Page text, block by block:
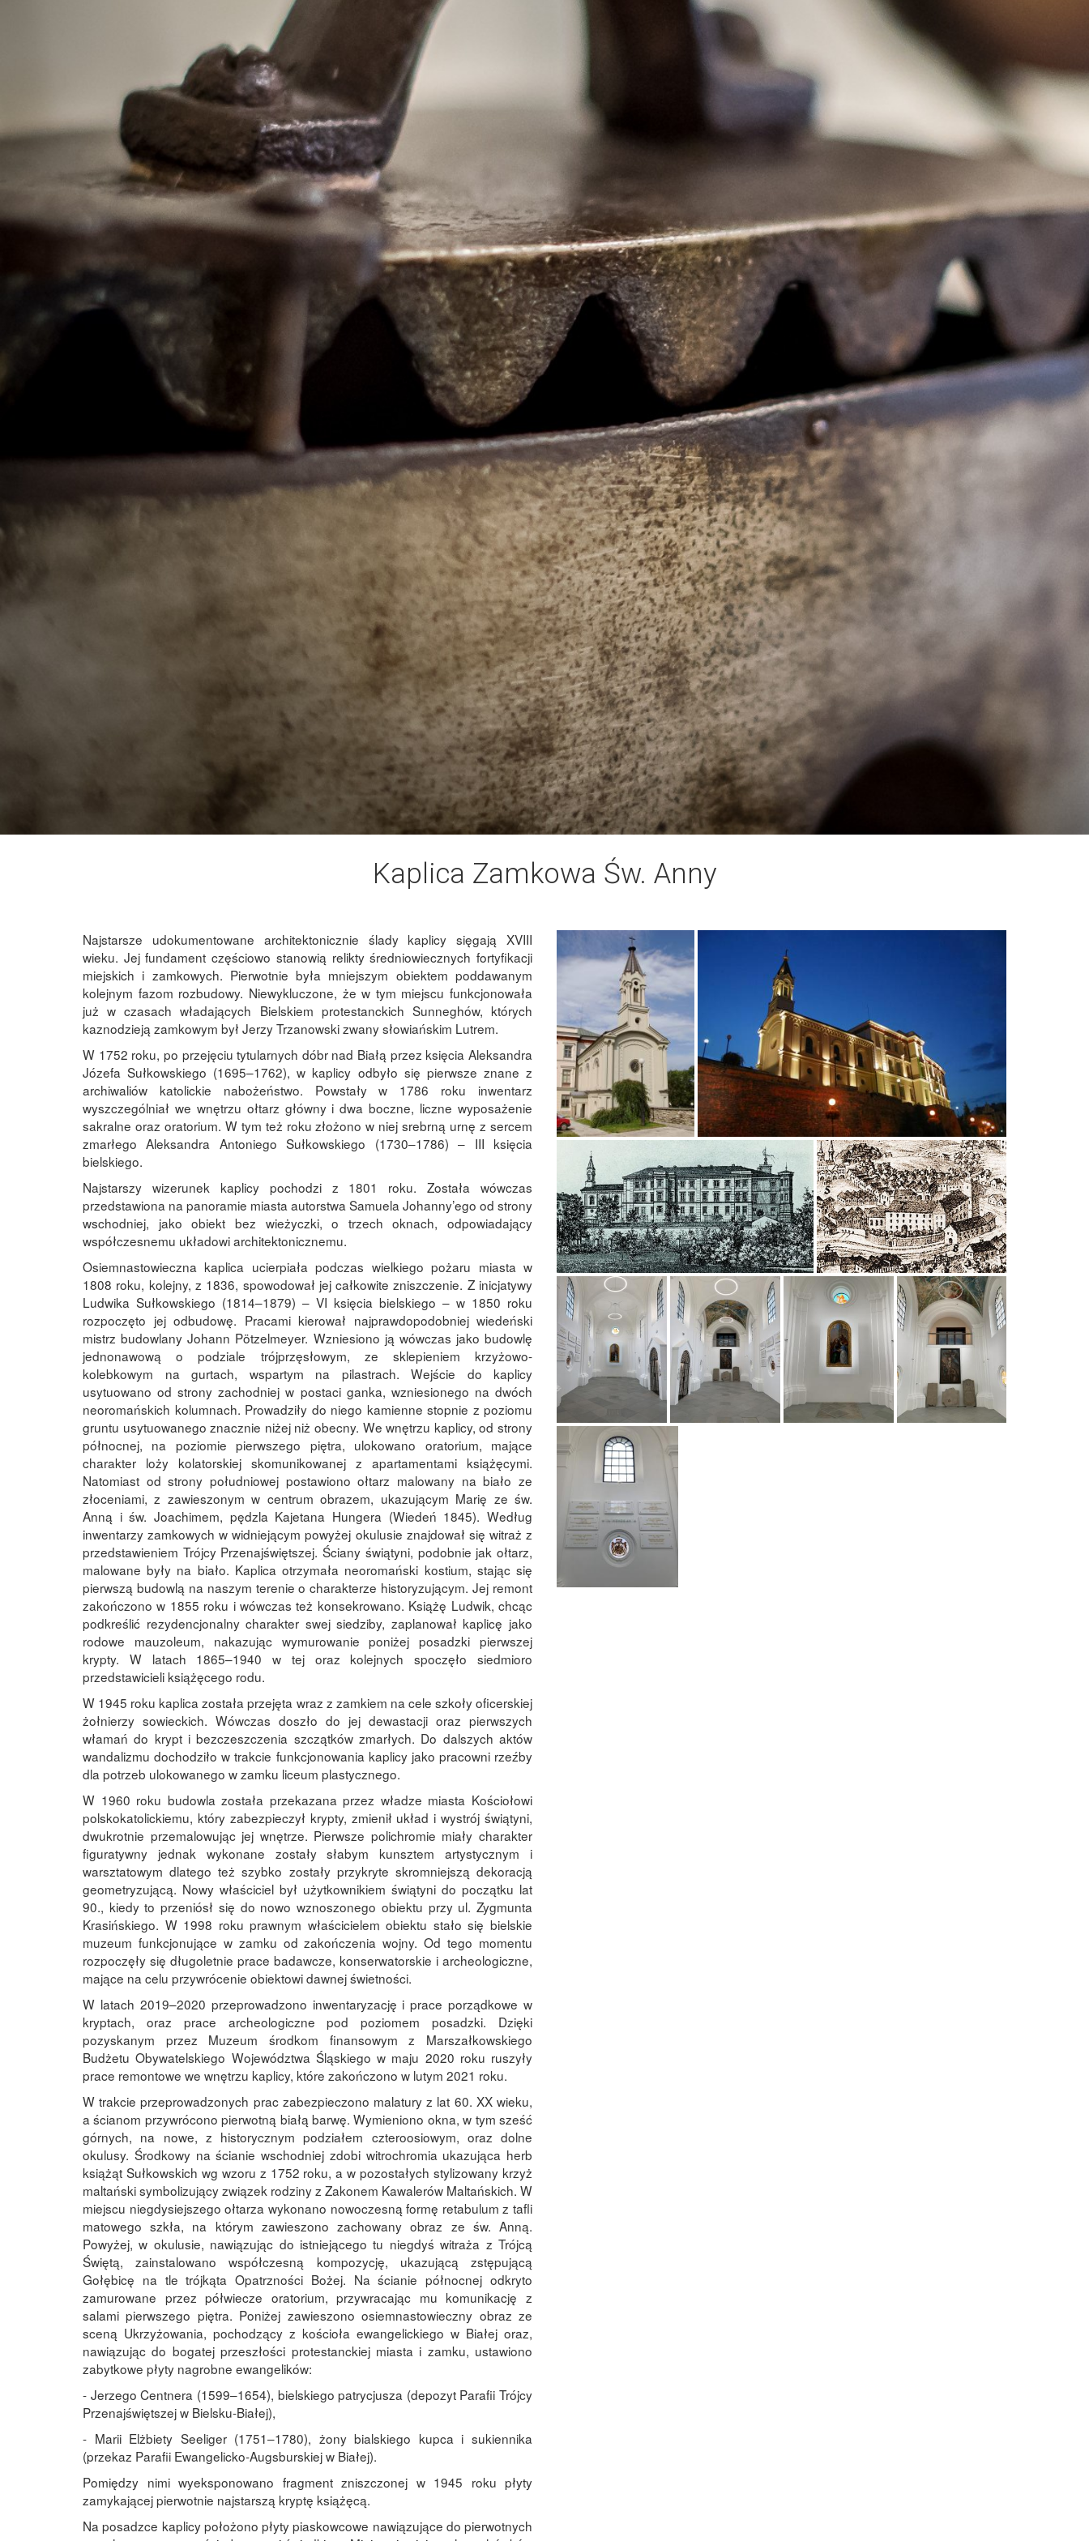
Kaplica Zamkowa Św. Anny
Najstarsze udokumentowane architektonicznie ślady kaplicy sięgają XVIII
wieku. Jej fundament częściowo stanowią relikty średniowiecznych fortyfikacji
miejskich i zamkowych. Pierwotnie była mniejszym obiektem poddawanym
kolejnym fazom rozbudowy. Niewykluczone, że w tym miejscu funkcjonowała
już w czasach władających Bielskiem protestanckich Sunneghów, których
kaznodzieją zamkowym był Jerzy Trzanowski zwany słowiańskim Lutrem.
W 1752 roku, po przejęciu tytularnych dóbr nad Białą przez księcia Aleksandra
Józefa Sułkowskiego (1695–1762), w kaplicy odbyło się pierwsze znane z
archiwaliów katolickie nabożeństwo. Powstały w 1786 roku inwentarz
wyszczególniał we wnętrzu ołtarz główny i dwa boczne, liczne wyposażenie
sakralne oraz oratorium. W tym też roku złożono w niej srebrną urnę z sercem
zmarłego Aleksandra Antoniego Sułkowskiego (1730–1786) – III księcia
bielskiego.
Najstarszy wizerunek kaplicy pochodzi z 1801 roku. Została wówczas
przedstawiona na panoramie miasta autorstwa Samuela Johanny’ego od strony
wschodniej, jako obiekt bez wieżyczki, o trzech oknach, odpowiadający
współczesnemu układowi architektonicznemu.
Osiemnastowieczna kaplica ucierpiała podczas wielkiego pożaru miasta w
1808 roku, kolejny, z 1836, spowodował jej całkowite zniszczenie. Z inicjatywy
Ludwika Sułkowskiego (1814–1879) – VI księcia bielskiego – w 1850 roku
rozpoczęto jej odbudowę. Pracami kierował najprawdopodobniej wiedeński
mistrz budowlany Johann Pötzelmeyer. Wzniesiono ją wówczas jako budowlę
jednonawową o podziale trójprzęsłowym, ze sklepieniem krzyżowo-
kolebkowym na gurtach, wspartym na pilastrach. Wejście do kaplicy
usytuowano od strony zachodniej w postaci ganka, wzniesionego na dwóch
neoromańskich kolumnach. Prowadziły do niego kamienne stopnie z poziomu
gruntu usytuowanego znacznie niżej niż obecny. We wnętrzu kaplicy, od strony
północnej, na poziomie pierwszego piętra, ulokowano oratorium, mające
charakter loży kolatorskiej skomunikowanej z apartamentami książęcymi.
Natomiast od strony południowej postawiono ołtarz malowany na biało ze
złoceniami, z zawieszonym w centrum obrazem, ukazującym Marię ze św.
Anną i św. Joachimem, pędzla Kajetana Hungera (Wiedeń 1845). Według
inwentarzy zamkowych w widniejącym powyżej okulusie znajdował się witraż z
przedstawieniem Trójcy Przenajświętszej. Ściany świątyni, podobnie jak ołtarz,
malowane były na biało. Kaplica otrzymała neoromański kostium, stając się
pierwszą budowlą na naszym terenie o charakterze historyzującym. Jej remont
zakończono w 1855 roku i wówczas też konsekrowano. Książę Ludwik, chcąc
podkreślić rezydencjonalny charakter swej siedziby, zaplanował kaplicę jako
rodowe mauzoleum, nakazując wymurowanie poniżej posadzki pierwszej
krypty. W latach 1865–1940 w tej oraz kolejnych spoczęło siedmioro
przedstawicieli książęcego rodu.
W 1945 roku kaplica została przejęta wraz z zamkiem na cele szkoły oficerskiej
żołnierzy sowieckich. Wówczas doszło do jej dewastacji oraz pierwszych
włamań do krypt i bezczeszczenia szczątków zmarłych. Do dalszych aktów
wandalizmu dochodziło w trakcie funkcjonowania kaplicy jako pracowni rzeźby
dla potrzeb ulokowanego w zamku liceum plastycznego.
W 1960 roku budowla została przekazana przez władze miasta Kościołowi
polskokatolickiemu, który zabezpieczył krypty, zmienił układ i wystrój świątyni,
dwukrotnie przemalowując jej wnętrze. Pierwsze polichromie miały charakter
figuratywny jednak wykonane zostały słabym kunsztem artystycznym i
warsztatowym dlatego też szybko zostały przykryte skromniejszą dekoracją
geometryzującą. Nowy właściciel był użytkownikiem świątyni do początku lat
90., kiedy to przeniósł się do nowo wznoszonego obiektu przy ul. Zygmunta
Krasińskiego. W 1998 roku prawnym właścicielem obiektu stało się bielskie
muzeum funkcjonujące w zamku od zakończenia wojny. Od tego momentu
rozpoczęły się długoletnie prace badawcze, konserwatorskie i archeologiczne,
mające na celu przywrócenie obiektowi dawnej świetności.
W latach 2019–2020 przeprowadzono inwentaryzację i prace porządkowe w
kryptach, oraz prace archeologiczne pod poziomem posadzki. Dzięki
pozyskanym przez Muzeum środkom finansowym z Marszałkowskiego
Budżetu Obywatelskiego Województwa Śląskiego w maju 2020 roku ruszyły
prace remontowe we wnętrzu kaplicy, które zakończono w lutym 2021 roku.
W trakcie przeprowadzonych prac zabezpieczono malatury z lat 60. XX wieku,
a ścianom przywrócono pierwotną białą barwę. Wymieniono okna, w tym sześć
górnych, na nowe, z historycznym podziałem czteroosiowym, oraz dolne
okulusy. Środkowy na ścianie wschodniej zdobi witrochromia ukazująca herb
książąt Sułkowskich wg wzoru z 1752 roku, a w pozostałych stylizowany krzyż
maltański symbolizujący związek rodziny z Zakonem Kawalerów Maltańskich. W
miejscu niegdysiejszego ołtarza wykonano nowoczesną formę retabulum z tafli
matowego szkła, na którym zawieszono zachowany obraz ze św. Anną.
Powyżej, w okulusie, nawiązując do istniejącego tu niegdyś witraża z Trójcą
Świętą, zainstalowano współczesną kompozycję, ukazującą zstępującą
Gołębicę na tle trójkąta Opatrzności Bożej. Na ścianie północnej odkryto
zamurowane przez półwiecze oratorium, przywracając mu komunikację z
salami pierwszego piętra. Poniżej zawieszono osiemnastowieczny obraz ze
sceną Ukrzyżowania, pochodzący z kościoła ewangelickiego w Białej oraz,
nawiązując do bogatej przeszłości protestanckiej miasta i zamku, ustawiono
zabytkowe płyty nagrobne ewangelików:
- Jerzego Centnera (1599–1654), bielskiego patrycjusza (depozyt Parafii Trójcy
Przenajświętszej w Bielsku-Białej),
- Marii Elżbiety Seeliger (1751–1780), żony bialskiego kupca i sukiennika
(przekaz Parafii Ewangelicko-Augsburskiej w Białej).
Pomiędzy nimi wyeksponowano fragment zniszczonej w 1945 roku płyty
zamykającej pierwotnie najstarszą kryptę książęcą.
Na posadzce kaplicy położono płyty piaskowcowe nawiązujące do pierwotnych